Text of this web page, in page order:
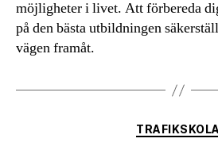
möjligheter i livet. Att förbereda
på den bästa utbildningen
vägen framåt.
TRAFIKSKOLA